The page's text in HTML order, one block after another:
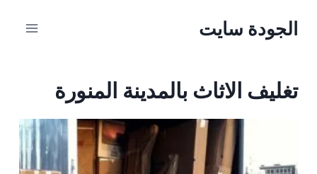
الجودة سايت
تغليف الاثاث بالمدينة المنورة